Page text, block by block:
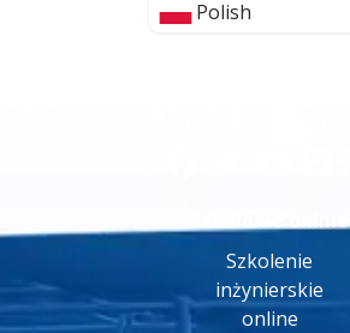
Polish
Szkolenie online
Szkolenie
inżynierskie
online